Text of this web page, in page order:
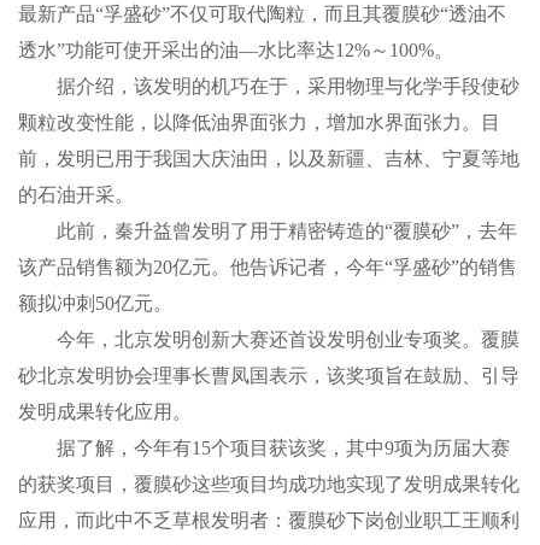
最新产品“孚盛砂”不仅可取代陶粒，而且其覆膜砂“透油不
透水”功能可使开采出的油—水比率达12%～100%。
据介绍，该发明的机巧在于，采用物理与化学手段使砂
颗粒改变性能，以降低油界面张力，增加水界面张力。目
前，发明已用于我国大庆油田，以及新疆、吉林、宁夏等地
的石油开采。
此前，秦升益曾发明了用于精密铸造的“覆膜砂”，去年
该产品销售额为20亿元。他告诉记者，今年“孚盛砂”的销售
额拟冲刺50亿元。
今年，北京发明创新大赛还首设发明创业专项奖。覆膜
砂北京发明协会理事长曹凤国表示，该奖项旨在鼓励、引导
发明成果转化应用。
据了解，今年有15个项目获该奖，其中9项为历届大赛
的获奖项目，覆膜砂这些项目均成功地实现了发明成果转化
应用，而此中不乏草根发明者：覆膜砂下岗创业职工王顺利